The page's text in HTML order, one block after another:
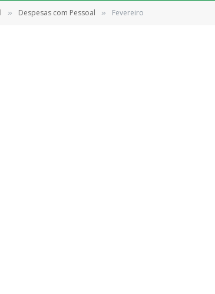
» Despesas com Pessoal » Fevereiro